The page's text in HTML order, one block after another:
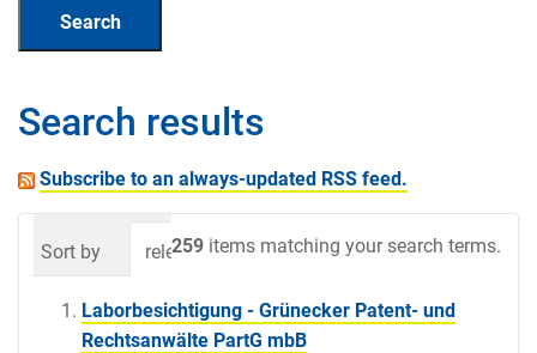
Search results
Subscribe to an always-updated RSS feed.
259 items matching your search terms.
Sort by relevance date (newest first)
Laborbesichtigung - Grünecker Patent- und
Rechtsanwälte PartG mbB